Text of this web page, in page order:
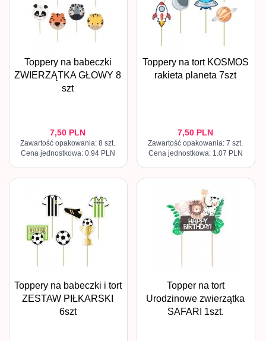
Toppery na babeczki
ZWIERZĄTKA GŁOWY 8
szt
7,50 PLN
Zawartość opakowania: 8 szt.
Cena jednostkowa: 0.94 PLN
Toppery na tort KOSMOS
rakieta planeta 7szt
7,50 PLN
Zawartość opakowania: 7 szt.
Cena jednostkowa: 1.07 PLN
Toppery na babeczki i tort
ZESTAW PIŁKARSKI
6szt
Topper na tort
Urodzinowe zwierzątka
SAFARI 1szt.